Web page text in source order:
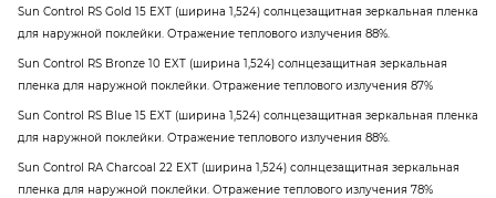
Sun Control RS Gold 15 EXT (ширина 1,524) солнцезащитная зеркальная пленка
для наружной поклейки. Отражение теплового излучения 88%.
Sun Control RS Bronze 10 EXT (ширина 1,524) солнцезащитная зеркальная
пленка для наружной поклейки. Отражение теплового излучения 87%
Sun Control RS Blue 15 EXT (ширина 1,524) солнцезащитная зеркальная пленка
для наружной поклейки. Отражение теплового излучения 88%.
Sun Control RA Charcoal 22 EXT (ширина 1,524) солнцезащитная зеркальная
пленка для наружной поклейки. Отражение теплового излучения 78%